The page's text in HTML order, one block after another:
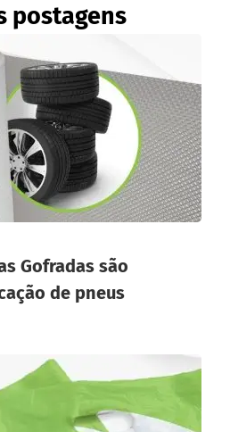
postagens
Gofradas são
de pneus